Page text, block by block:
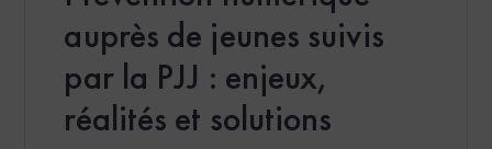
auprès de jeunes suivis
par la PJJ : enjeux,
réalités et solutions